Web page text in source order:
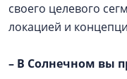
своего целевого
локацией и
– В Солнечном вы